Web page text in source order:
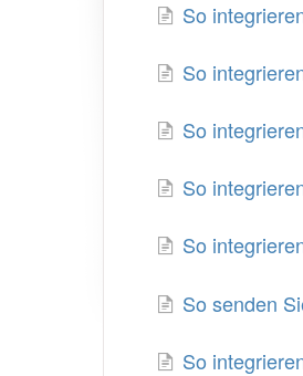
So
So
So
So
So
So senden
So